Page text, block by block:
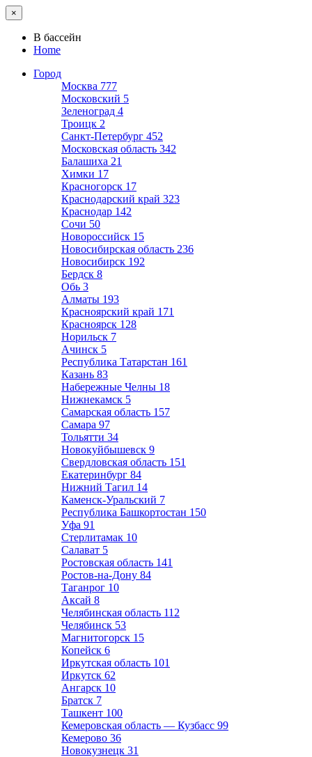
×
В бассейн
Home
Город
Москва 777
Московский 5
Зеленоград 4
Троицк 2
Санкт-Петербург 452
Московская область 342
Балашиха 21
Химки 17
Красногорск 17
Краснодарский край 323
Краснодар 142
Сочи 50
Новороссийск 15
Новосибирская область 236
Новосибирск 192
Бердск 8
Обь 3
Алматы 193
Красноярский край 171
Красноярск 128
Норильск 7
Ачинск 5
Республика Татарстан 161
Казань 83
Набережные Челны 18
Нижнекамск 5
Самарская область 157
Самара 97
Тольятти 34
Новокуйбышевск 9
Свердловская область 151
Екатеринбург 84
Нижний Тагил 14
Каменск-Уральский 7
Республика Башкортостан 150
Уфа 91
Стерлитамак 10
Салават 5
Ростовская область 141
Ростов-на-Дону 84
Таганрог 10
Аксай 8
Челябинская область 112
Челябинск 53
Магнитогорск 15
Копейск 6
Иркутская область 101
Иркутск 62
Ангарск 10
Братск 7
Ташкент 100
Кемеровская область — Кузбасс 99
Кемерово 36
Новокузнецк 31